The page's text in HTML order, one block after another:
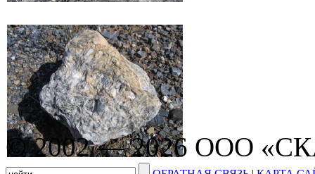
© 2002 — 2026 ООО